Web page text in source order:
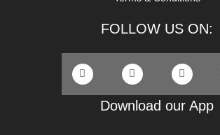
FOLLOW US ON:
Download our App